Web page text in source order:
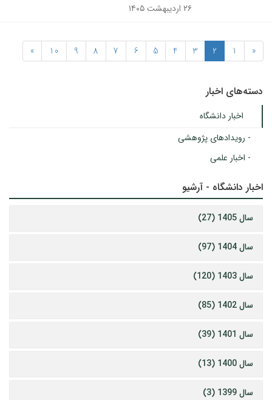
۲۶ اردیبهشت ۱۴۰۵
«
1
2
3
4
5
6
7
8
9
10
»
دسته‌های اخبار
اخبار دانشگاه
- رویدادهای پژوهشی
- اخبار علمی
اخبار دانشگاه - آرشیو
سال 1405 (27)
سال 1404 (97)
سال 1403 (120)
سال 1402 (85)
سال 1401 (39)
سال 1400 (13)
سال 1399 (3)